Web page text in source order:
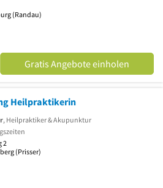
(Randau)
Gratis Angebote einholen
Heilpraktikerin
, Heilpraktiker & Akupunktur
2
(Prisser)